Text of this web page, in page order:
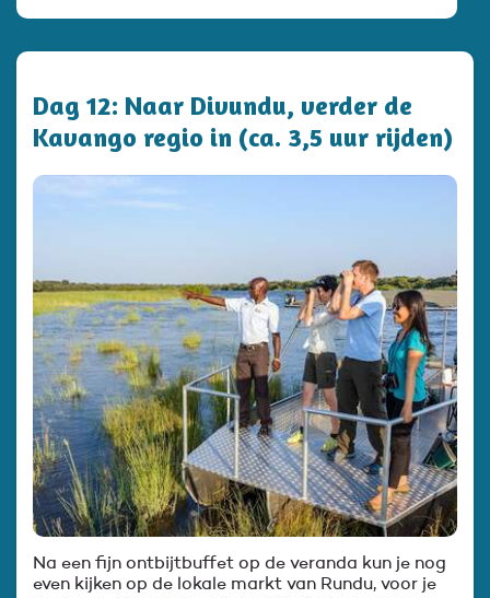
Dag 12: Naar Divundu, verder de
Kavango regio in (ca. 3,5 uur rijden)
Na een fijn ontbijtbuffet op de veranda kun je nog
even kijken op de lokale markt van Rundu, voor je